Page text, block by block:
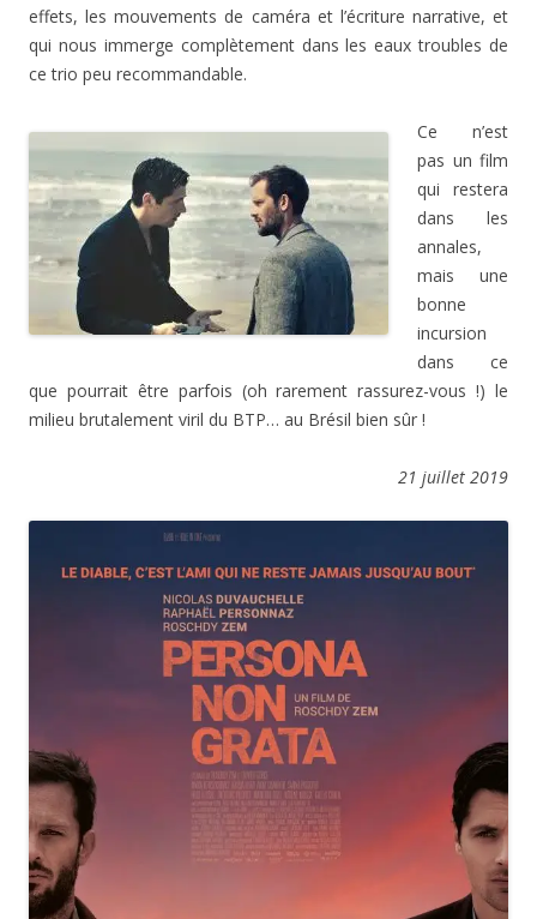
effets, les mouvements de caméra et l’écriture narrative, et
qui nous immerge complètement dans les eaux troubles de
ce trio peu recommandable.
Ce n’est
pas un film
qui restera
dans les
annales,
mais une
bonne
incursion
dans ce
que pourrait être parfois (oh rarement rassurez-vous !) le
milieu brutalement viril du BTP… au Brésil bien sûr !
21 juillet 2019